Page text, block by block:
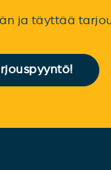
ja täyttää